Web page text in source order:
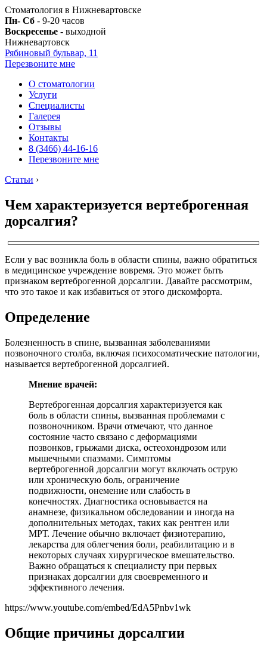
Стоматология в Нижневартовске
Пн- Сб - 9-20 часов
Воскресенье - выходной
Нижневартовск
Рябиновый бульвар, 11
Перезвоните мне
О стоматологии
Услуги
Специалисты
Галерея
Отзывы
Контакты
8 (3466) 44-16-16
Перезвоните мне
Статьи ›
Чем характеризуется вертеброгенная
дорсалгия?
Если у вас возникла боль в области спины, важно обратиться
в медицинское учреждение вовремя. Это может быть
признаком вертеброгенной дорсалгии. Давайте рассмотрим,
что это такое и как избавиться от этого дискомфорта.
Определение
Болезненность в спине, вызванная заболеваниями
позвоночного столба, включая психосоматические патологии,
называется вертеброгенной дорсалгией.
Мнение врачей:
Вертеброгенная дорсалгия характеризуется как
боль в области спины, вызванная проблемами с
позвоночником. Врачи отмечают, что данное
состояние часто связано с деформациями
позвонков, грыжами диска, остеохондрозом или
мышечными спазмами. Симптомы
вертеброгенной дорсалгии могут включать острую
или хроническую боль, ограничение
подвижности, онемение или слабость в
конечностях. Диагностика основывается на
анамнезе, физикальном обследовании и иногда на
дополнительных методах, таких как рентген или
МРТ. Лечение обычно включает физиотерапию,
лекарства для облегчения боли, реабилитацию и в
некоторых случаях хирургическое вмешательство.
Важно обращаться к специалисту при первых
признаках дорсалгии для своевременного и
эффективного лечения.
https://www.youtube.com/embed/EdA5Pnbv1wk
Общие причины дорсалгии